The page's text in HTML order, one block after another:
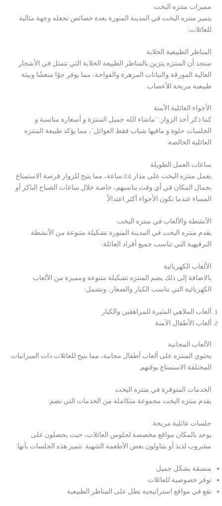
مميزات منتزه اليخت
يتميز منتزه اليخت في المدينة المنورة بعدة خصائص تجعله وجهة مثالية
للعائلات:
المناظر الطبيعية الخلابة
ستجد أن المنتزه يتزين بالمناظر الطبيعة الخلابة التي تتمثل في الأشجار
العالية المورقة والنباتات المزهرة والفواحة، مما يوفر جوًا منعشًا وبيئة
طبيعية مريحة للأعصاب.
الأجواء العائلية الآمنة
كما ذكر أحد الزوار: “ماشاء الله جميل المنتزة و أسعاره مناسبة و
الجلسات حلوة و مافيها شباب فقط العوائل”، مما يؤكد طبيعة المنتزه
العائلية الخالصة.
ساعات العمل الطويلة
يعمل منتزه اليخت على مدار 24 ساعة، مما يتيح للزوار فرصة الاستمتاع
بجمال المكان في أي وقت يناسبهم، خاصة خلال ساعات الصباح الباكر أو
المساء عندما تكون الأجواء أكثر اعتدالاً.
الأنشطة والألعاب في منتزه اليخت
يقدم منتزه اليخت في المدينة المنورة تشكيلة متنوعة من الأنشطة
الترفيهية التي تناسب جميع أفراد العائلة:
الألعاب الكهربائية
بالاضافة إلى ذلك يضم المنتزه تشكيلة متنوعة ومميزة من الألعاب
الكهربائية التي تناسب الكبار والصغار، وتشمل:
ألعاب الملاهي المثيرة للمراهقين والكبار
ألعاب الأطفال الآمنة
الألعاب المجانية
يحتوي المنتزه على ألعاب أطفال مجانية، مما يتيح للعائلات ذات الميزانيات
المختلفة الاستمتاع بوقتهم.
الخدمات المتوفرة في منتزه اليخت
يقدم منتزه اليخت مجموعة متكاملة من الخدمات التي تضم:
جلسات عائلية مريحة
يوجد بالمكان مواقع مخصصة لجلوس العائلات، حيث يحصلون على
مشروب لذيذ أو يتناولون بعض الأطعمة الشهية. تتميز هذه الجلسات بأنها:
منسقة بشكل جميل
توفر خصوصية للعائلات
تقع في مواقع استراتيجية تطل على المناظر الطبيعية